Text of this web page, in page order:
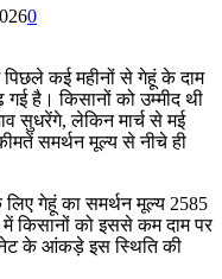
0
कई महीनों से गेहूं के दाम
है। किसानों को उम्मीद थी
सुधरेंगे, लेकिन मार्च से मई
समर्थन मूल्य से नीचे ही
गेहूं का समर्थन मूल्य 2585
किसानों को इससे कम दाम पर
के आंकड़े इस स्थिति की